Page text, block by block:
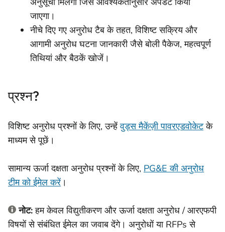
जाएगा।
नीचे दिए गए अनुरोध टैब के तहत, विशिष्ट सक्रिय और
आगामी अनुरोध घटना जानकारी जैसे बोली पैकेज, महत्वपूर्ण
तिथियां और बैठकें खोजें।
प्रश्न?
विशिष्ट अनुरोध प्रश्नों के लिए, उन्हेंवुड्स मैकेंज़ी पावरएडवोकेटके
माध्यम से पूछें।
सामान्य ऊर्जा दक्षता अनुरोध प्रश्नों के लिए, PG&E की अनुरोध
टीम को ईमेल करें ।
नोट:हम केवल विद्युतीकरण और ऊर्जा दक्षता अनुरोध / आरएफपी
विषयों से संबंधित ईमेल का जवाब देंगे। अनुरोधों या RFPs से